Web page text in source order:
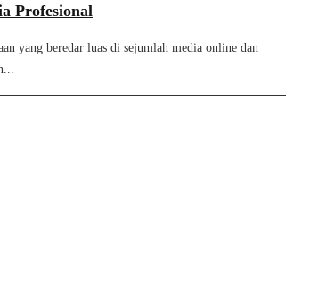
Profesional
yang beredar luas di sejumlah media online dan